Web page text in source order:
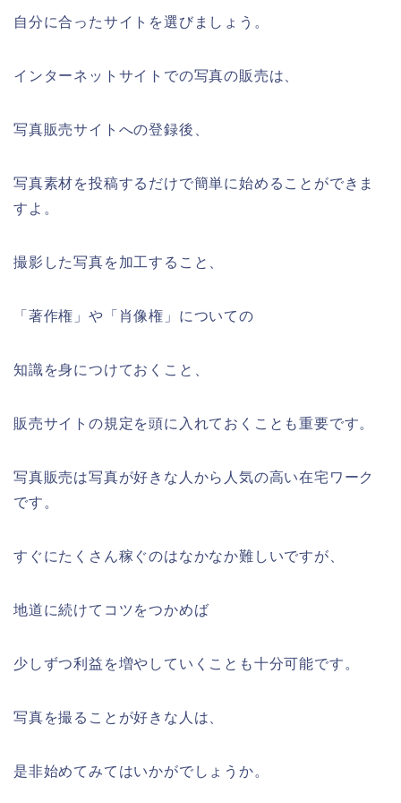
自分に合ったサイトを選びましょう。
インターネットサイトでの写真の販売は、
写真販売サイトへの登録後、
写真素材を投稿するだけで簡単に始めることができま
すよ。
撮影した写真を加工すること、
「著作権」や「肖像権」についての
知識を身につけておくこと、
販売サイトの規定を頭に入れておくことも重要です。
写真販売は写真が好きな人から人気の高い在宅ワーク
です。
すぐにたくさん稼ぐのはなかなか難しいですが、
地道に続けてコツをつかめば
少しずつ利益を増やしていくことも十分可能です。
写真を撮ることが好きな人は、
是非始めてみてはいかがでしょうか。